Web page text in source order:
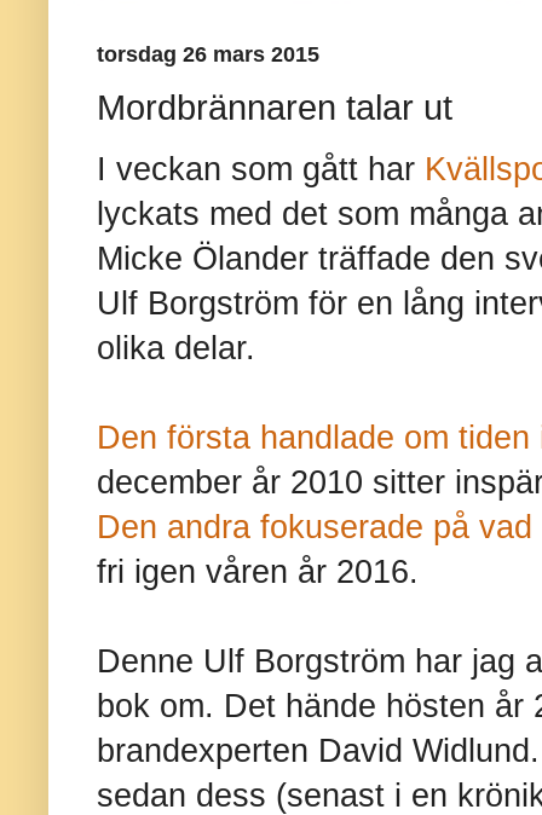
torsdag 26 mars 2015
Mordbrännaren talar ut
I veckan som gått har
lyckats med det som många
Micke Ölander träffade den
Ulf Borgström för en lång
olika delar.
Den första handlade om
december år 2010 sitter
Den andra fokuserade på
fri igen våren år 2016.
Denne Ulf Borgström har jag
bok om. Det hände hösten år
brandexperten David
sedan dess (senast i en